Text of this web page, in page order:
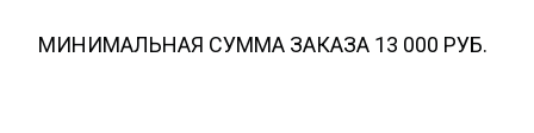
МИНИМАЛЬНАЯ СУММА ЗАКАЗА 13 000 РУБ.